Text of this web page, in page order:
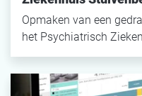
Opmaken van een
het Psychiatrisch